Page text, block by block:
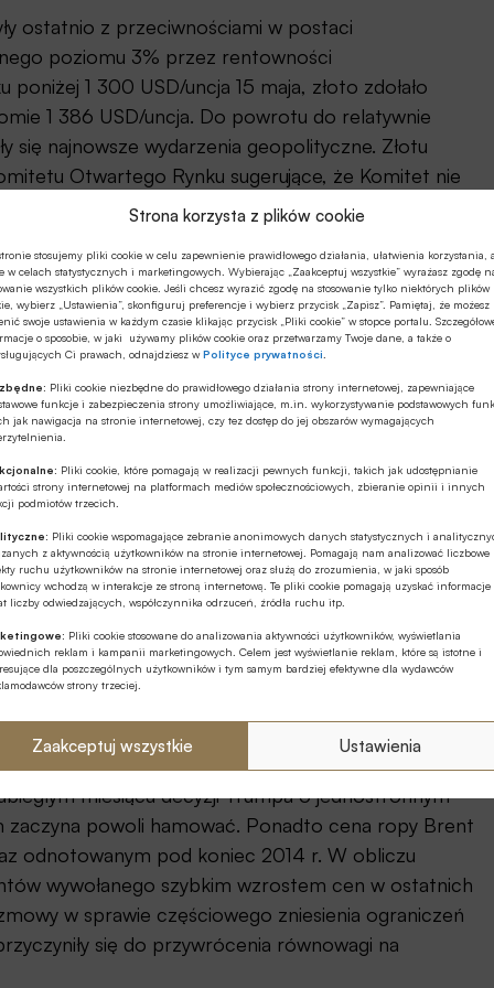
Strona korzysta z plików cookie
stosujemy pliki cookie w celu zapewnienie prawidłowego działania, ułatwienia korzystania, a
w celach statystycznych i marketingowych. Wybierając „Zaakceptuj wszystkie” wyrażasz zgodę
wszystkich plików cookie. Jeśli chcesz wyrazić zgodę na stosowanie tylko niektórych plików
wybierz „Ustawienia”, skonfiguruj preferencje i wybierz przycisk „Zapisz”. Pamiętaj, że możesz
swoje ustawienia w każdym czasie klikając przycisk „Pliki cookie” w stopce portalu.
o sposobie, w jaki używamy plików cookie oraz przetwarzamy Twoje dane, a także o
Ci prawach, odnajdziesz wPolityce prywatności
Pliki cookie niezbędne do prawidłowego działania strony internetowej, zapewniające
funkcje i zabezpieczenia strony umożliwiające, m.in. wykorzystywanie podstawowych
jak nawigacja na stronie internetowej, czy tez dostęp do jej obszarów wymagających
Pliki cookie, które pomagają w realizacji pewnych funkcji, takich jak udostępnianie
strony internetowej na platformach mediów społecznościowych, zbieranie opinii i innych
podmiotów trzecich.
Pliki cookie wspomagające zebranie anonimowych danych statystycznych i
z aktywnością użytkowników na stronie internetowej. Pomagają nam analizować liczbowe
ruchu użytkowników na stronie internetowej oraz służą do zrozumienia, w jaki sposób
wchodzą w interakcje ze stroną internetową. Te pliki cookie pomagają uzyskać informacje
liczby odwiedzających, współczynnika odrzuceń, źródła ruchu itp.
Pliki cookie stosowane do analizowania aktywności użytkowników, wyświetlania
reklam i kampanii marketingowych. Celem jest wyświetlanie reklam, które są istotne i
dla poszczególnych użytkowników i tym samym bardziej efektywne dla wydawców
strony trzeciej.
Zaakceptuj wszystkie Ustawienia
ostatnio z przeciwnościami w postaci
poziomu 3% przez rentowności
1 300 USD/uncja 15 maja, złoto zdołało
1 386 USD/uncja. Do powrotu do relatywnie
się najnowsze wydarzenia geopolityczne. Złotu
Otwartego Rynku sugerujące, że Komitet nie
pomimo możliwości wzrostu inflacji.
dla cen, fundusze hedgingowe, które zwykle
długoterminowi, zaczęły ograniczać
dziesięciomiesięcznego minimum, tj. 31 000 lotów,
000 lotów. Tymczasem inwestorzy
na giełdzie, wykazali się znaczną
na poziomie bliskim pięcioletniego maksimum.
reagować na krótkoterminowe zmiany cen,
wzrostu dla złota po tym, jak prognoza
do powrotu.
wsparcia na istotnym poziomie 1 286 USD/uncja.
zamknięcie tygodnia powyżej poziomu
średnia krocząca umożliwi dodatkowe zyski.
miesiącu decyzji Trumpa o jednostronnym
powoli hamować. Ponadto cena ropy Brent
odnotowanym pod koniec 2014 r. W obliczu
wywołanego szybkim wzrostem cen w ostatnich
w sprawie częściowego zniesienia ograniczeń
się do przywrócenia równowagi na